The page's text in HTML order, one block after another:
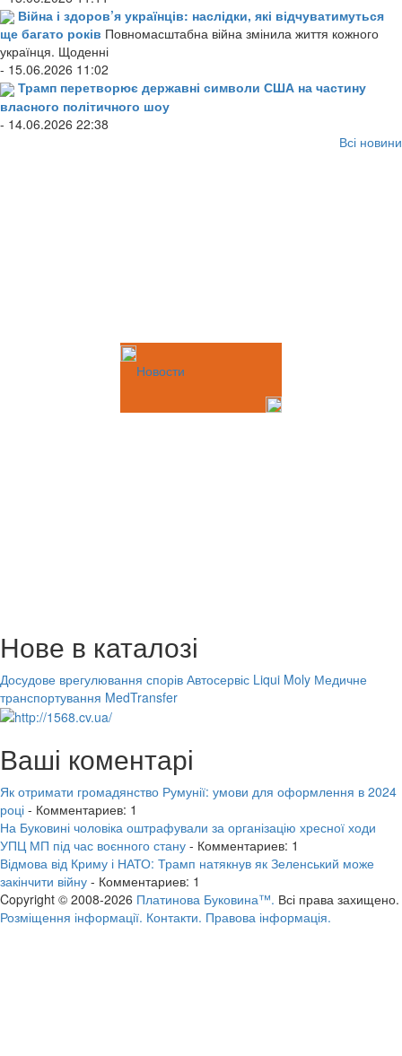
Війна і здоров’я українців: наслідки, які відчуватимуться
ще багато років Повномасштабна війна змінила життя кожного
українця. Щоденні
- 15.06.2026 11:02
Трамп перетворює державні символи США на частину
власного політичного шоу
- 14.06.2026 22:38
Всі новини
Новости
Нове в каталозі
Досудове врегулювання спорів Автосервіс Liqui Moly Медичне
транспортування MedTransfer
Ваші коментарі
Як отримати громадянство Румунії: умови для оформлення в 2024
році - Комментариев: 1
На Буковині чоловіка оштрафували за організацію хресної ходи
УПЦ МП під час воєнного стану - Комментариев: 1
Відмова від Криму і НАТО: Трамп натякнув як Зеленський може
закінчити війну - Комментариев: 1
Copyright © 2008-2026 Платинова Буковина™. Всі права захищено.
Розміщення інформації. Контакти. Правова інформація.